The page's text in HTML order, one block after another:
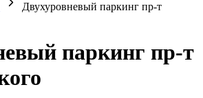
Двухуровневый паркинг пр-т
паркинг пр-т